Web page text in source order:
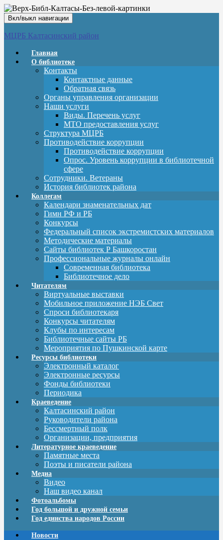
Вкл/выкл навигации
МЦРБ Калтасинский район
Главная
О библиотеке
Контакты
Контактные данные
Обратная связь
Органы управления организации
Наши услуги
Виды. Перечень услуг
МТО предоставления услуг
Структура МЦРБ
Противодействие коррупции
Противодействие коррупции
Опрос. Уровень коррупции в библиотечной
сфере
Сотрудники. Ветераны
История библиотек района
Коллегам
Календари знаменательных дат
Гимн РФ и РБ
Конкурсы
Федеральный список экстремистских материалов
Методические материалы
Сайты библиотек Р Башкоростан
Профессиональные журналы онлайн
Современная библиотека
Библиотечное дело
Читателям
Виртуальные выставки
Мобильное приложение НЭБ Свет
Спроси библиотекаря
Конкурсы читателям
Клубы по интересам
Библиотечные сайты РБ
Мероприятия по Пушкинской карте
Ресурсы библиотеки
Электронный каталог
Электронные ресурсы
Фонды библиотеки
Периодика
Краеведение
Калтасинский район
Руководители района
Бессмертный полк
Организации, предприятия
Литературное краеведение
Памятные места
Поэты и писатели района
Медиа
Видео
Наш видео канал
Фотоальбомы
Год большой и дружной семьи
Год единства народов России
Новости